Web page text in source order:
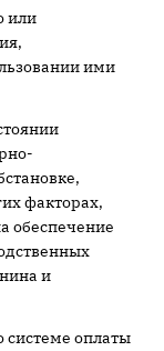
или
ими
факторах,
обеспечение
и
системе оплаты